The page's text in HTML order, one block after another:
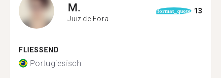
M.
Juiz de Fora
format_quote 13
FLIESSEND
Portugiesisch